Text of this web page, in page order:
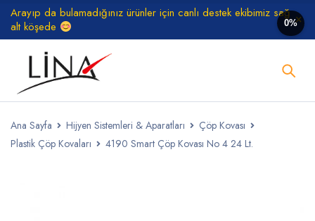
Arayıp da bulamadığınız ürünler için canlı destek ekibimiz sağ
alt köşede
Ana Sayfa Hijyen Sistemleri & Aparatları
Çöp Kovası
Plastik Çöp Kovaları
4190 Smart Çöp Kovası No 4 24 Lt.
0%